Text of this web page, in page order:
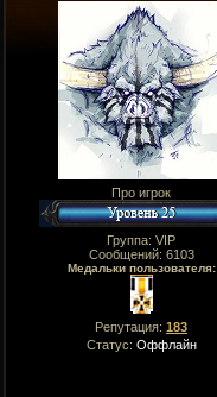
Про игрок
Группа: VIP
Сообщений: 6103
Медальки пользователя:
Репутация: 183
Статус: Оффлайн